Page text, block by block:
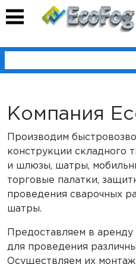
Компания
Производим
конструкции складного
и шлюзы, шатры,
торговые палатки,
проведения сварочных
шатры.
Предоставляем в
для проведения
Осуществляем их монтаж